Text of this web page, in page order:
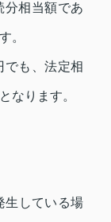
分相当額であ
。
でも、法定相
なります。
生している場